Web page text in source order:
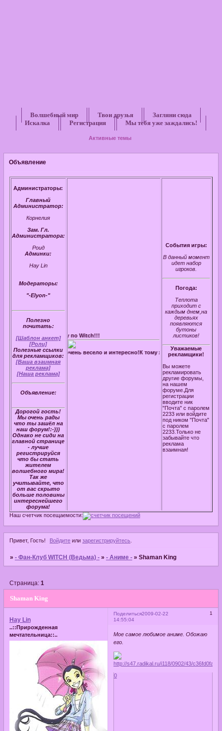
Волшебный мир Твои друзья
Загляни сюда
Искалка
Регистрация Мы тебя уже заждались!
Активные темы
Объявление
Администраторы:
Главный
Администратор:
Корнелия
Зам. Гл.
Администратора:
Роид
Админки:
Hay Lin
Модераторы:
"-Elyon-"
Полезно
почитать:
[Шаблон анкет]
[Роли]
Полезные ссылки
для рекламщиков:
[Ваша взаимная
реклама]
[Наша реклама]
Объявление:
Дорогой гость!
Мы очень рады
что ты зашёл на
наш форум!:-)))
Однако не сиди на
главной странице
- лучше
регистрируйся
что бы стать
жителем
волшебного мира!
Так же
учитывайте, что
от вас скрыто
больше половины
интереснейшего
форума!
ролевую игру по Witch!!!
У нас очень весело и интересно!К тому же вы найдете новых друзей!))
События игры:
В данный момент
идет набор
игроков.
Погода:
Теплота
приходит с
каждым днем,на
деревьях
появляются
бутоны
листиков!
Уважаемые
рекламщики!
Вы можете
рекламировать
другие форумы,
на нашем
форуме.Для
регистрации
вводите ник
"Почта" с паролем
2233 или войдите
под ником "Почта"
с паролем
2233.Только не
забывайте что
реклама
взаимная!
Наш счетчик посещаемости:
Привет, Гость! Войдите илизарегистрируйтесь
» - Фан-Клуб WITCH (Ведьма) - » - Аниме - » Shaman King
Shaman King
Страница: 1
Поделиться 1
2009-02-22
14:55:04
Hay Lin
..::Прирожденная
мечтательница::..
Мое самое любимое аниме. Обожаю
его.
0